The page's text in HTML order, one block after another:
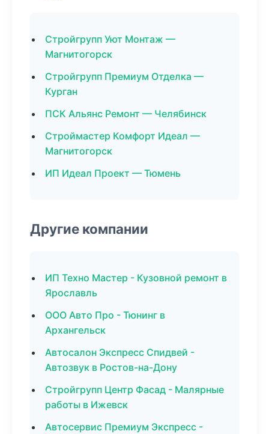
Стройгрупп Уют Монтаж —
Магнитогорск
Стройгрупп Премиум Отделка —
Курган
ПСК Альянс Ремонт — Челябинск
Строймастер Комфорт Идеал —
Магнитогорск
ИП Идеал Проект — Тюмень
Другие компании
ИП Техно Мастер - Кузовной ремонт в
Ярославль
ООО Авто Про - Тюнинг в
Архангельск
Автосалон Экспресс Спидвей -
Автозвук в Ростов-на-Дону
Стройгрупп Центр Фасад - Малярные
работы в Ижевск
Автосервис Премиум Экспресс -